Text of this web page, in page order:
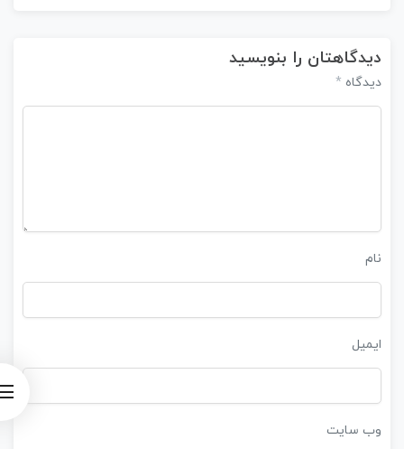
دیدگاهتان را بنویسید
دیدگاه *
نام
ایمیل
وب‌ سایت